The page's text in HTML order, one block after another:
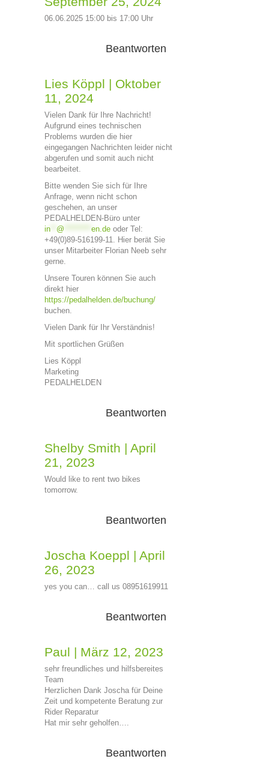
06.06.2025 15:00 bis 17:00 Uhr
Beantworten
Lies Köppl | Oktober
11, 2024
Vielen Dank für Ihre Nachricht!
Aufgrund eines technischen
Problems wurden die hier
eingegangen Nachrichten leider nicht
abgerufen und somit auch nicht
bearbeitet.
Bitte wenden Sie sich für Ihre
Anfrage, wenn nicht schon
geschehen, an unser
PEDALHELDEN-Büro unter
in
@ en.de oder Tel:
+49(0)89-516199-11. Hier berät Sie
unser Mitarbeiter Florian Neeb sehr
gerne.
Unsere Touren können Sie auch
direkt hier
https://pedalhelden.de/buchung/
buchen.
Vielen Dank für Ihr Verständnis!
Mit sportlichen Grüßen
Lies Köppl
Marketing
PEDALHELDEN
Beantworten
Shelby Smith | April
21, 2023
Would like to rent two bikes
tomorrow.
Beantworten
Joscha Koeppl | April
26, 2023
yes you can… call us 08951619911
Beantworten
Paul | März 12, 2023
sehr freundliches und hilfsbereites
Team
Herzlichen Dank Joscha für Deine
Zeit und kompetente Beratung zur
Rider Reparatur
Hat mir sehr geholfen….
Beantworten